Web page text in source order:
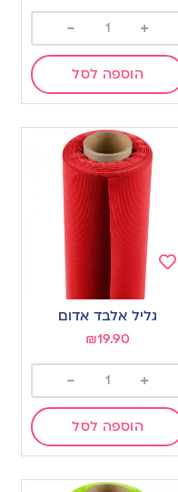
+
-
הוספה לסל
גליל אלבד אדום
₪19.90
+
-
הוספה לסל